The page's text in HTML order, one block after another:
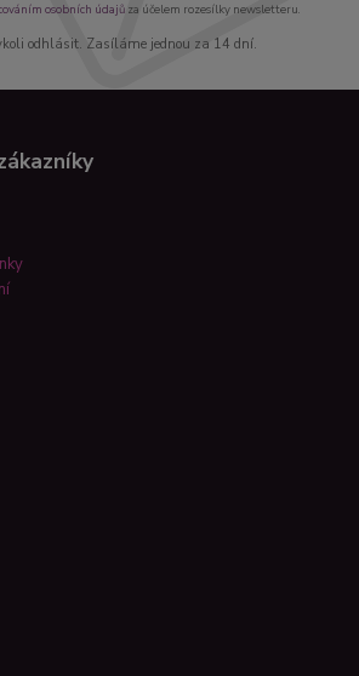
osobních údajůza účelem rozesílky newsletteru.
odhlásit. Zasíláme jednou za 14 dní.